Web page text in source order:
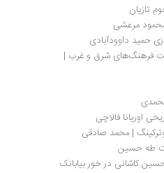
تازیان
مرعشی
حمید داوودآبادی
اوریانا فالاچی
| محمد صادقی
طه حسین
کاشانی در خور بیابانک